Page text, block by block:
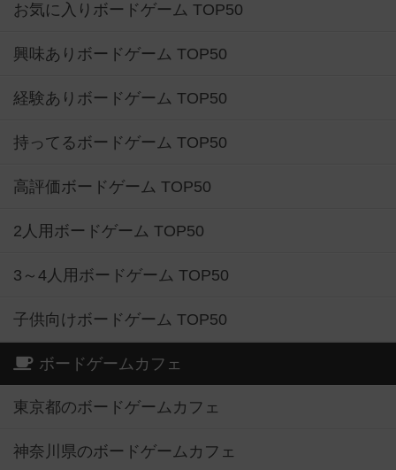
お気に入りボードゲーム TOP50
興味ありボードゲーム TOP50
経験ありボードゲーム TOP50
持ってるボードゲーム TOP50
高評価ボードゲーム TOP50
2人用ボードゲーム TOP50
3～4人用ボードゲーム TOP50
子供向けボードゲーム TOP50
ボードゲームカフェ
東京都のボードゲームカフェ
神奈川県のボードゲームカフェ